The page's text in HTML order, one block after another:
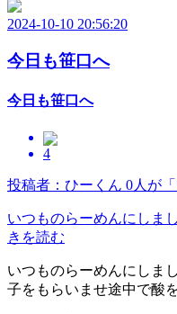
2024-10-10 20:56:20
今日も笹口へ
今日も笹口へ
4
投稿者：ひーくん 0人が
いつものらーめんにしま
きを読む
いつものらーめんにしま
子をもらいませ途中で酸